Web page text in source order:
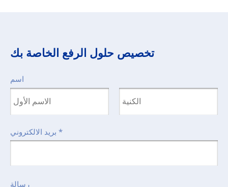
تخصيص حلول الرفع الخاصة بك
اسم
*
رسالة